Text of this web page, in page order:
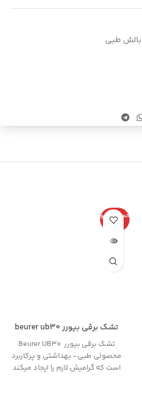
بالش طبی
اتمام موجو
دی
تشک برقی بیورر beurer ub30
تشک برقی بیورر Beurer UB30
محصولی طبی- بهداشتی و پرکاربرد
است که گرامیش لازم را ایجاد میکند